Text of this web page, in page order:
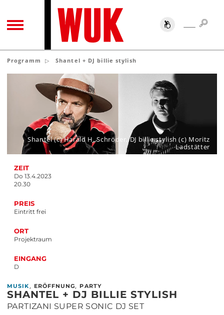
TOGGLE NAVIGATION SUCHE
Programm Shantel + DJ billie stylish
ZEIT
Do 13.4.2023
20.30
PREIS
Eintritt frei
ORT
Projektraum
EINGANG
D
Shantel (c) Harald H. Schröder, DJ billie stylish (c) Moritz
Ladstätter
MUSIK , ERÖFFNUNG, PARTY
SHANTEL + DJ BILLIE STYLISH
PARTIZANI SUPER SONIC DJ SET